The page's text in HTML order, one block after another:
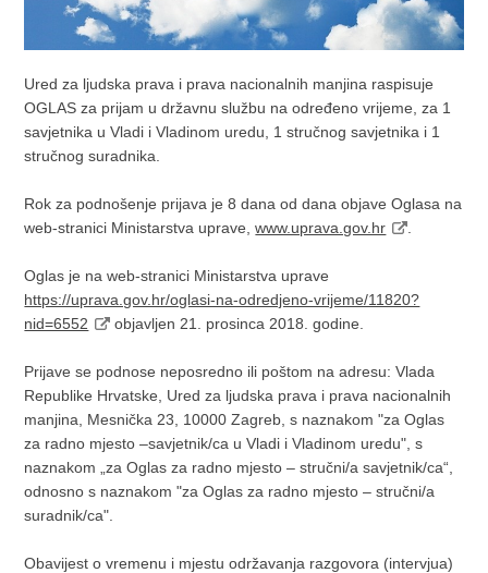
Ured za ljudska prava i prava nacionalnih manjina raspisuje
OGLAS za prijam u državnu službu na određeno vrijeme, za 1
savjetnika u Vladi i Vladinom uredu, 1 stručnog savjetnika i 1
stručnog suradnika.
Rok za podnošenje prijava je 8 dana od dana objave Oglasa na
web-stranici Ministarstva uprave,www.uprava.gov.hr
Oglas je na web-stranici Ministarstva uprave
https://uprava.gov.hr/oglasi-na-odredjeno-vrijeme/11820?
nid=6552
objavljen 21. prosinca 2018. godine.
Prijave se podnose neposredno ili poštom na adresu: Vlada
Republike Hrvatske, Ured za ljudska prava i prava nacionalnih
manjina, Mesnička 23, 10000 Zagreb, s naznakom "za Oglas
za radno mjesto –savjetnik/ca u Vladi i Vladinom uredu", s
naznakom „za Oglas za radno mjesto – stručni/a savjetnik/ca“,
odnosno s naznakom "za Oglas za radno mjesto – stručni/a
suradnik/ca".
Obavijest o vremenu i mjestu održavanja razgovora (intervjua)